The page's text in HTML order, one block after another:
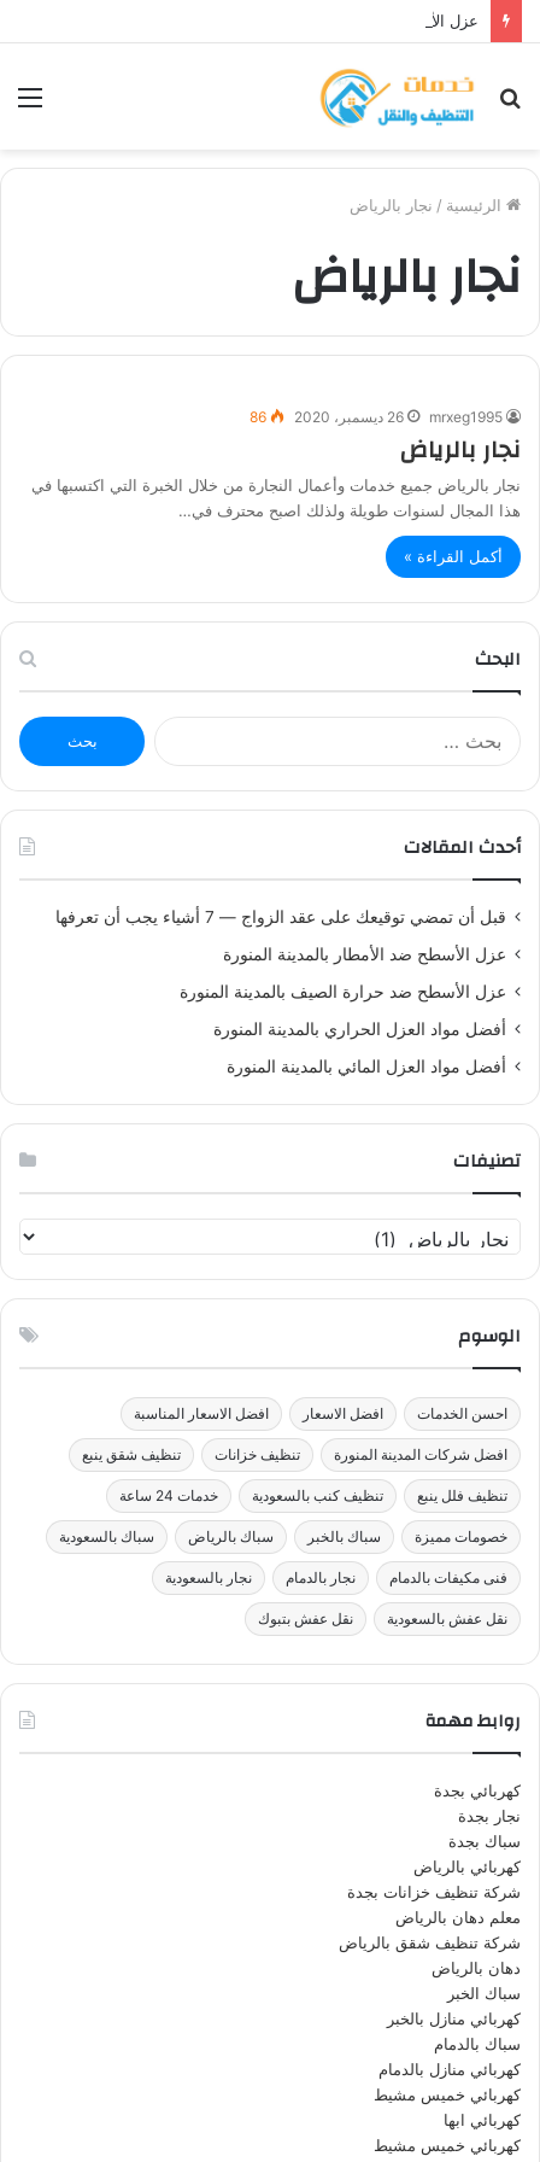
عزل الأسطح ضد الأمطار بالمدينة المنورة
بحث
الرئيسية / نجار بالرياض
نجار بالرياض
mrxeg1995 26 ديسمبر، 2020 86
نجار بالرياض
نجار بالرياض جميع خدمات وأعمال النجارة من خلال الخبرة التي اكتسبها في
هذا المجال لسنوات طويلة ولذلك اصبح محترف في…
أكمل القراءة »
البحث
ن
أحدث المقالات
قبل أن تمضي توقيعك على عقد الزواج — 7 أشياء يجب أن تعرفها
عزل الأسطح ضد الأمطار بالمدينة المنورة
عزل الأسطح ضد حرارة الصيف بالمدينة المنورة
أفضل مواد العزل الحراري بالمدينة المنورة
أفضل مواد العزل المائي بالمدينة المنورة
تصنيفات
ص
ن
ف
الوسوم
احسن الخدمات افضل الاسعار افضل الاسعار المناسبة
افضل شركات المدينة المنورة تنظيف خزانات تنظيف شقق ينبع
تنظيف فلل ينبع تنظيف كنب بالسعودية خدمات 24 ساعة
خصومات مميزة سباك بالخبر سباك بالرياض سباك بالسعودية
فنى مكيفات بالدمام نجار بالدمام نجار بالسعودية
نقل عفش بالسعودية نقل عفش بتبوك
روابط مهمة
كهربائي بجدة
نجار بجدة
سباك بجدة
كهربائي بالرياض
شركة تنظيف خزانات بجدة
معلم دهان بالرياض
شركة تنظيف شقق بالرياض
دهان بالرياض
سباك الخبر
كهربائي منازل بالخبر
سباك بالدمام
كهربائي منازل بالدمام
كهربائي خميس مشيط
كهربائي ابها
كهربائي خميس مشيط